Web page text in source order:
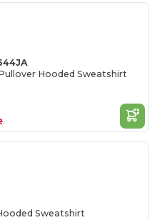
Hooded Sweatshirt
Sweatshirt